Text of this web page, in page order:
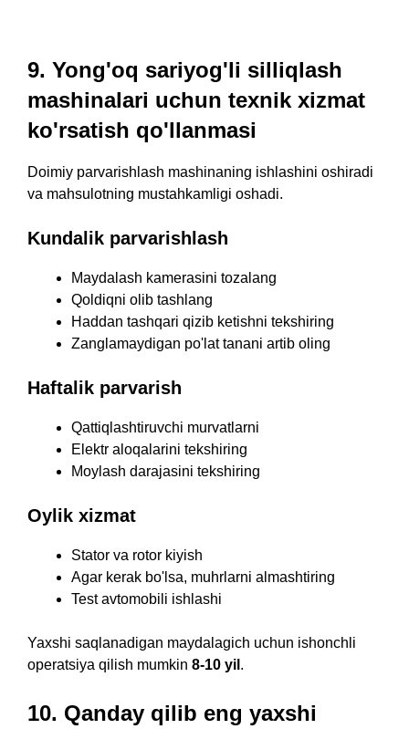
9. Yong'oq sariyog'li silliqlash
mashinalari uchun texnik xizmat
ko'rsatish qo'llanmasi
Doimiy parvarishlash mashinaning ishlashini oshiradi
va mahsulotning mustahkamligi oshadi.
Kundalik parvarishlash
Maydalash kamerasini tozalang
Qoldiqni olib tashlang
Haddan tashqari qizib ketishni tekshiring
Zanglamaydigan po'lat tanani artib oling
Haftalik parvarish
Qattiqlashtiruvchi murvatlarni
Elektr aloqalarini tekshiring
Moylash darajasini tekshiring
Oylik xizmat
Stator va rotor kiyish
Agar kerak bo'lsa, muhrlarni almashtiring
Test avtomobili ishlashi
Yaxshi saqlanadigan maydalagich uchun ishonchli
operatsiya qilish mumkin 8-10 yil .
10. Qanday qilib eng yaxshi